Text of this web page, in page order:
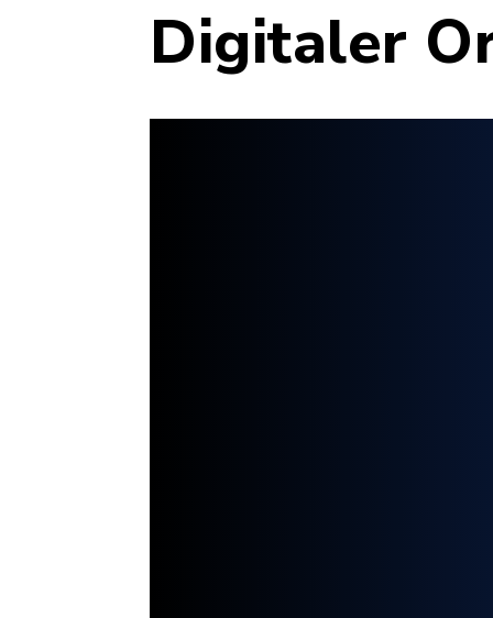
Digitaler